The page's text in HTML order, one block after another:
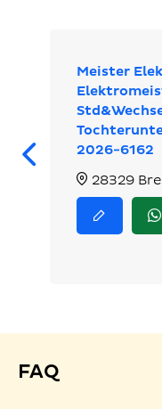
Meister
2026-6162
28329
FAQ